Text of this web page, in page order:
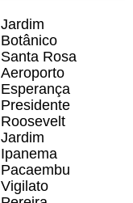
Jardim
Botânico
Santa Rosa
Aeroporto
Esperança
Presidente
Roosevelt
Jardim
Ipanema
Pacaembu
Vigilato